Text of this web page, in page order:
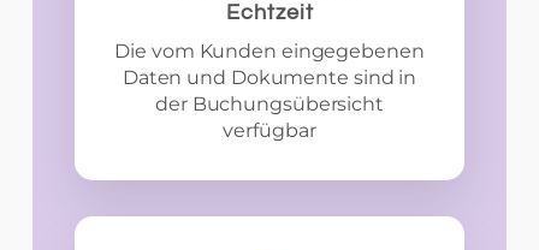
Echtzeit
Die vom Kunden eingegebenen
Daten und Dokumente sind in
der Buchungsübersicht
verfügbar